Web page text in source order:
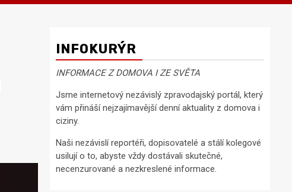
INFOKURÝR
INFORMACE Z DOMOVA I ZE SVĚTA
Jsme internetový nezávislý zpravodajský portál, který
vám přináší nejzajímavější denní aktuality z domova i
ciziny.
Naši nezávislí reportéři, dopisovatelé a stálí kolegové
usilují o to, abyste vždy dostávali skutečné,
necenzurované a nezkreslené informace.